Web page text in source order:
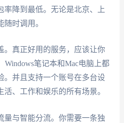
率降到最低。无论是北京、上
时调用。
。真正好用的服务，应该让你
Windows笔记本和Mac电脑上都
。并且支持一个账号在多台设
、工作和娱乐的所有场景。
量与智能分流。你需要一条独